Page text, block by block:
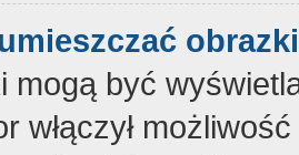
mogą być
włączył